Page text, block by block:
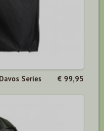
Series € 99,95